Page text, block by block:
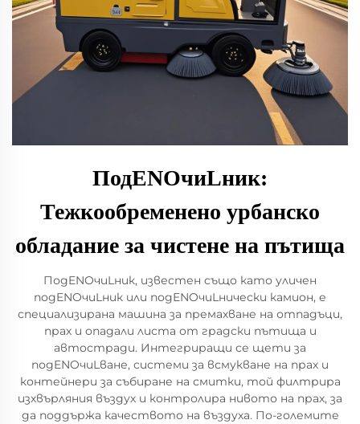
ПодENOчиLник:
Тежкообременено урбанско
обладание за чиcтeнe на пътища
ПодENOчиLник, известен също като уличен
подENOчиLник или подENOчиLнически камион, е
специализирана машина за премахване на отпадъци,
прах и опадали листа от градски пътища и
автостради. Интегриращи се щети за
подENOчиLване, системи за всмукване на прах и
контейнери за събиране на смитки, той филтрира
изхвърляния въздух и контролира нивото на прах, за
да поддържа качеството на въздуха. По-големите